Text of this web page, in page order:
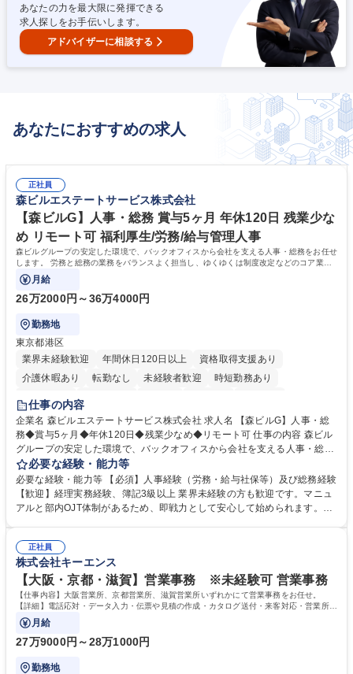
あなたの力を最大限に発揮できる
求人探しをお手伝いします。
アドバイザーに相談する
あなたにおすすめの求人
正社員
森ビルエステートサービス株式会社
【森ビルG】人事・総務 賞与5ヶ月 年休120日 残業少な
め リモート可 福利厚生/労務/給与管理人事
森ビルグループの安定した環境で、バックオフィスから会社を支える人事・総務をお任せ
します。 労務と総務の業務をバランスよく担当し、ゆくゆくは制度改定などのコア業務
にも挑戦できる、やりがいある環境です。
月給
26万2000円～36万4000円
勤務地
東京都港区
業界未経験歓迎
年間休日120日以上
資格取得支援あり
介護休暇あり
転勤なし 未経験者歓迎
時短勤務あり
経験者歓迎
完全週休2日制
交通費支給 長期歓迎 駅近5分以内 土日祝休み
仕事の内容
企業名 森ビルエステートサービス株式会社 求人名 【森ビルG】人事・総
務◆賞与5ヶ月◆年休120日◆残業少なめ◆リモート可 仕事の内容 森ビル
グループの安定した環境で、バックオフィスから会社を支える人事・総務
をお任せします。 労務と総務の業務をバランスよく担当し、ゆくゆくは制
度改定などのコア業務にも挑戦できる、やりがいある環境です。 ■勤怠管
理、給与計算、社会保険手続き、年末調整等の労務管理全般 ■入退社手続
き、社内規定の改定や人事制度改定などのコア業務 ■社内イベントの企画
でも質問・相談できる環境が整っているため、安心して成長できます。 募
集職種 【森ビルG】人事・総務◆賞与5ヶ月◆年休120日◆残業少なめ◆
リモート可
必要な経験・能力等
必要な経験・能力等 【必須】人事経験（労務・給与社保等）及び総務経験
【歓迎】経理実務経験、簿記3級以上 業界未経験の方も歓迎です。マニュ
アルと部内OJT体制があるため、即戦力として安心して始められます。
務に挑戦できるため、自身の成長と組織への貢献度をダイレクトに実感で
きます。 残業少なめ、週1日リモート可など、ワークライフバランスを保
ち長期活躍できる環境です。 「これまでの幅広い経験を活かし、長期的な
キャリアを築きたい」という前向きな意欲と挑戦を全力で応援します。 学
歴・資格 学歴：大学院 大学 高専 短大 専修学校 高校 語学力： 資格：日商
簿記検定1級 日商簿記検定2級 日商簿記検定3級
正社員
株式会社キーエンス
【大阪・京都・滋賀】営業事務 ※未経験可 営業事務
【仕事内容】大阪営業所、京都営業所、滋賀営業所いずれかにて営業事務をお任せ。
【詳細】電話応対・データ入力・伝票や見積の作成・カタログ送付・来客対応・営業所内
で発生する事務業務や業務改善をお任せ。
月給
27万9000円～28万1000円
勤務地